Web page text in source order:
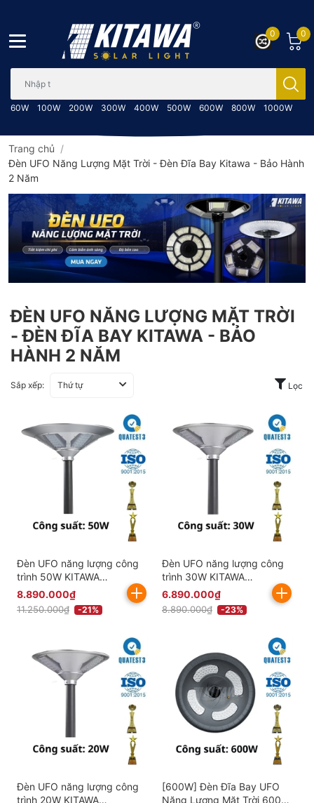
60W 100W 200W 300W 400W 500W 600W 800W 1000W
0
0
Trang chủ /
Đèn UFO Năng Lượng Mặt Trời - Đèn Đĩa Bay Kitawa - Bảo Hành
2 Năm
ĐÈN UFO NĂNG LƯỢNG MẶT TRỜI
- ĐÈN ĐĨA BAY KITAWA - BẢO
HÀNH 2 NĂM
Sắp xếp: Thứ tự Lọc
Đèn UFO năng lượng công
trình 50W KITAWA
CT.UF01.50
8.890.000₫
11.250.000₫ -21%
Đèn UFO năng lượng công
trình 30W KITAWA
CT.UF01.30
6.890.000₫
8.890.000₫ -23%
Đèn UFO năng lượng công
trình 20W KITAWA
[600W] Đèn Đĩa Bay UFO
Năng Lượng Mặt Trời 600W